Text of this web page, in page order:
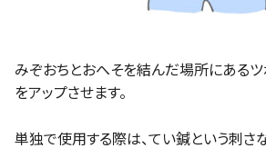
みぞおちとおへそを結んだ場所にあるツ
をアップさせます。
単独で使用する際は、てい鍼という刺さ